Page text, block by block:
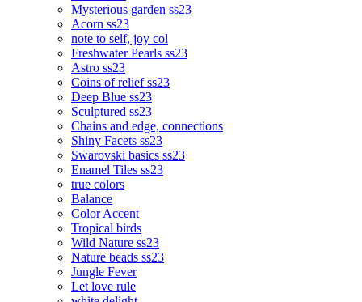
Mysterious garden ss23
Acorn ss23
note to self, joy col
Freshwater Pearls ss23
Astro ss23
Coins of relief ss23
Deep Blue ss23
Sculptured ss23
Chains and edge, connections
Shiny Facets ss23
Swarovski basics ss23
Enamel Tiles ss23
true colors
Balance
Color Accent
Tropical birds
Wild Nature ss23
Nature beads ss23
Jungle Fever
Let love rule